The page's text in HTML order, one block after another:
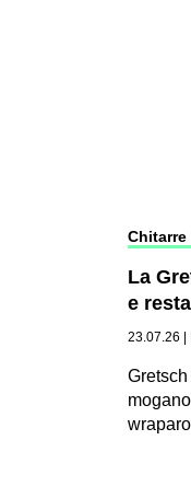
La
e
23.07.26 |